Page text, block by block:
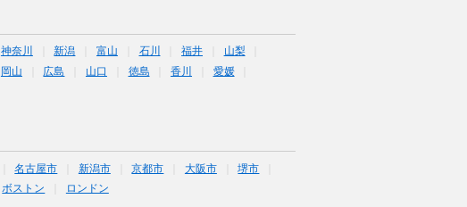
神奈川 新潟 富山 石川 福井
山梨
岡山 広島 山口 徳島 香川
愛媛
名古屋市 新潟市 京都市 大阪市
堺市
ボストン ロンドン